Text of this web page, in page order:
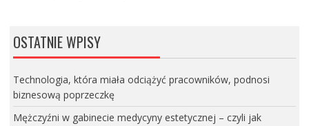
OSTATNIE WPISY
Technologia, która miała odciążyć pracowników, podnosi
biznesową poprzeczkę
Mężczyźni w gabinecie medycyny estetycznej – czyli jak